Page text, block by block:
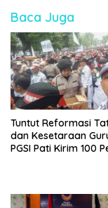
Baca Juga
Tuntut Reformasi
dan Kesetaraan
PGSI Pati Kirim 100